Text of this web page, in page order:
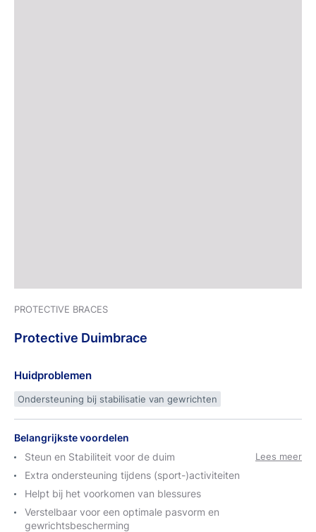
PROTECTIVE BRACES
Protective Duimbrace
Huidproblemen
Ondersteuning bij stabilisatie van gewrichten
Belangrijkste voordelen
Steun en Stabiliteit voor de duim
Extra ondersteuning tijdens (sport-)activiteiten
Helpt bij het voorkomen van blessures
Verstelbaar voor een optimale pasvorm en
gewrichtsbescherming
Lees meer